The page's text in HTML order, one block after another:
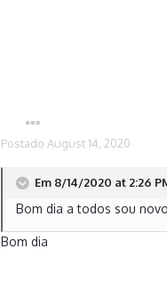
Postado August 14, 2020
Em 8/14/2020 at 2:26
Bom dia a todos sou
Bom dia